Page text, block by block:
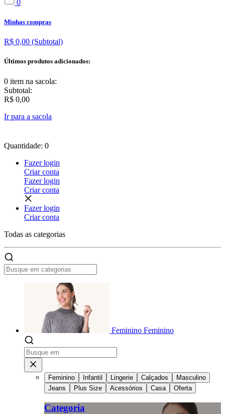
0
Minhas compras
R$ 0,00 (Subtotal)
Últimos produtos adicionados:
0 item na sacola:
Subtotal:
R$ 0,00
Ir para a sacola
Quantidade: 0
Fazer login
Criar conta
Fazer login
Criar conta
Fazer login
Criar conta
Todas as categorias
Feminino Feminino
Feminino Infantil Lingerie Calçados
Masculino
Jeans
Plus Size Acessórios Casa Oferta
Categoria